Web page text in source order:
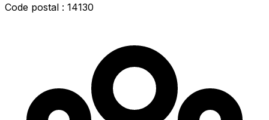
Code postal : 14130